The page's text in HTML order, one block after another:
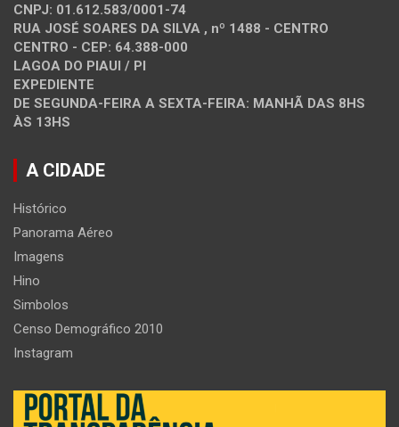
CNPJ: 01.612.583/0001-74
RUA JOSÉ SOARES DA SILVA , nº 1488 - CENTRO
CENTRO - CEP: 64.388-000
LAGOA DO PIAUI / PI
EXPEDIENTE
DE SEGUNDA-FEIRA A SEXTA-FEIRA: MANHÃ DAS 8HS
ÀS 13HS
A CIDADE
Histórico
Panorama Aéreo
Imagens
Hino
Simbolos
Censo Demográfico 2010
Instagram